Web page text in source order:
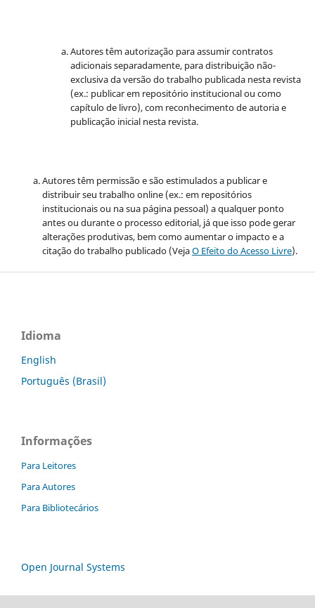
Autores têm autorização para assumir contratos
adicionais separadamente, para distribuição não-
exclusiva da versão do trabalho publicada nesta revista
(ex.: publicar em repositório institucional ou como
capítulo de livro), com reconhecimento de autoria e
publicação inicial nesta revista.
Autores têm permissão e são estimulados a publicar e
distribuir seu trabalho online (ex.: em repositórios
institucionais ou na sua página pessoal) a qualquer ponto
antes ou durante o processo editorial, já que isso pode gerar
alterações produtivas, bem como aumentar o impacto e a
citação do trabalho publicado (VejaO Efeito do Acesso Livre).
Idioma
English
Português (Brasil)
Informações
Para Leitores
Para Autores
Para Bibliotecários
Open Journal Systems